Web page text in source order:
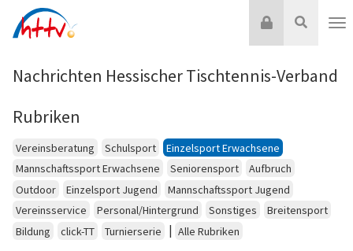
Inhalt
Suche
Login
Nachrichten Hessischer Tischtennis-Verband
Rubriken
Vereinsberatung Schulsport
Einzelsport Erwachsene
Mannschaftssport Erwachsene
Seniorensport
Aufbruch
Outdoor
Einzelsport Jugend
Mannschaftssport Jugend
Vereinsservice
Personal/Hintergrund Sonstiges
Breitensport
Bildung
click-TT Turnierserie | Alle Rubriken